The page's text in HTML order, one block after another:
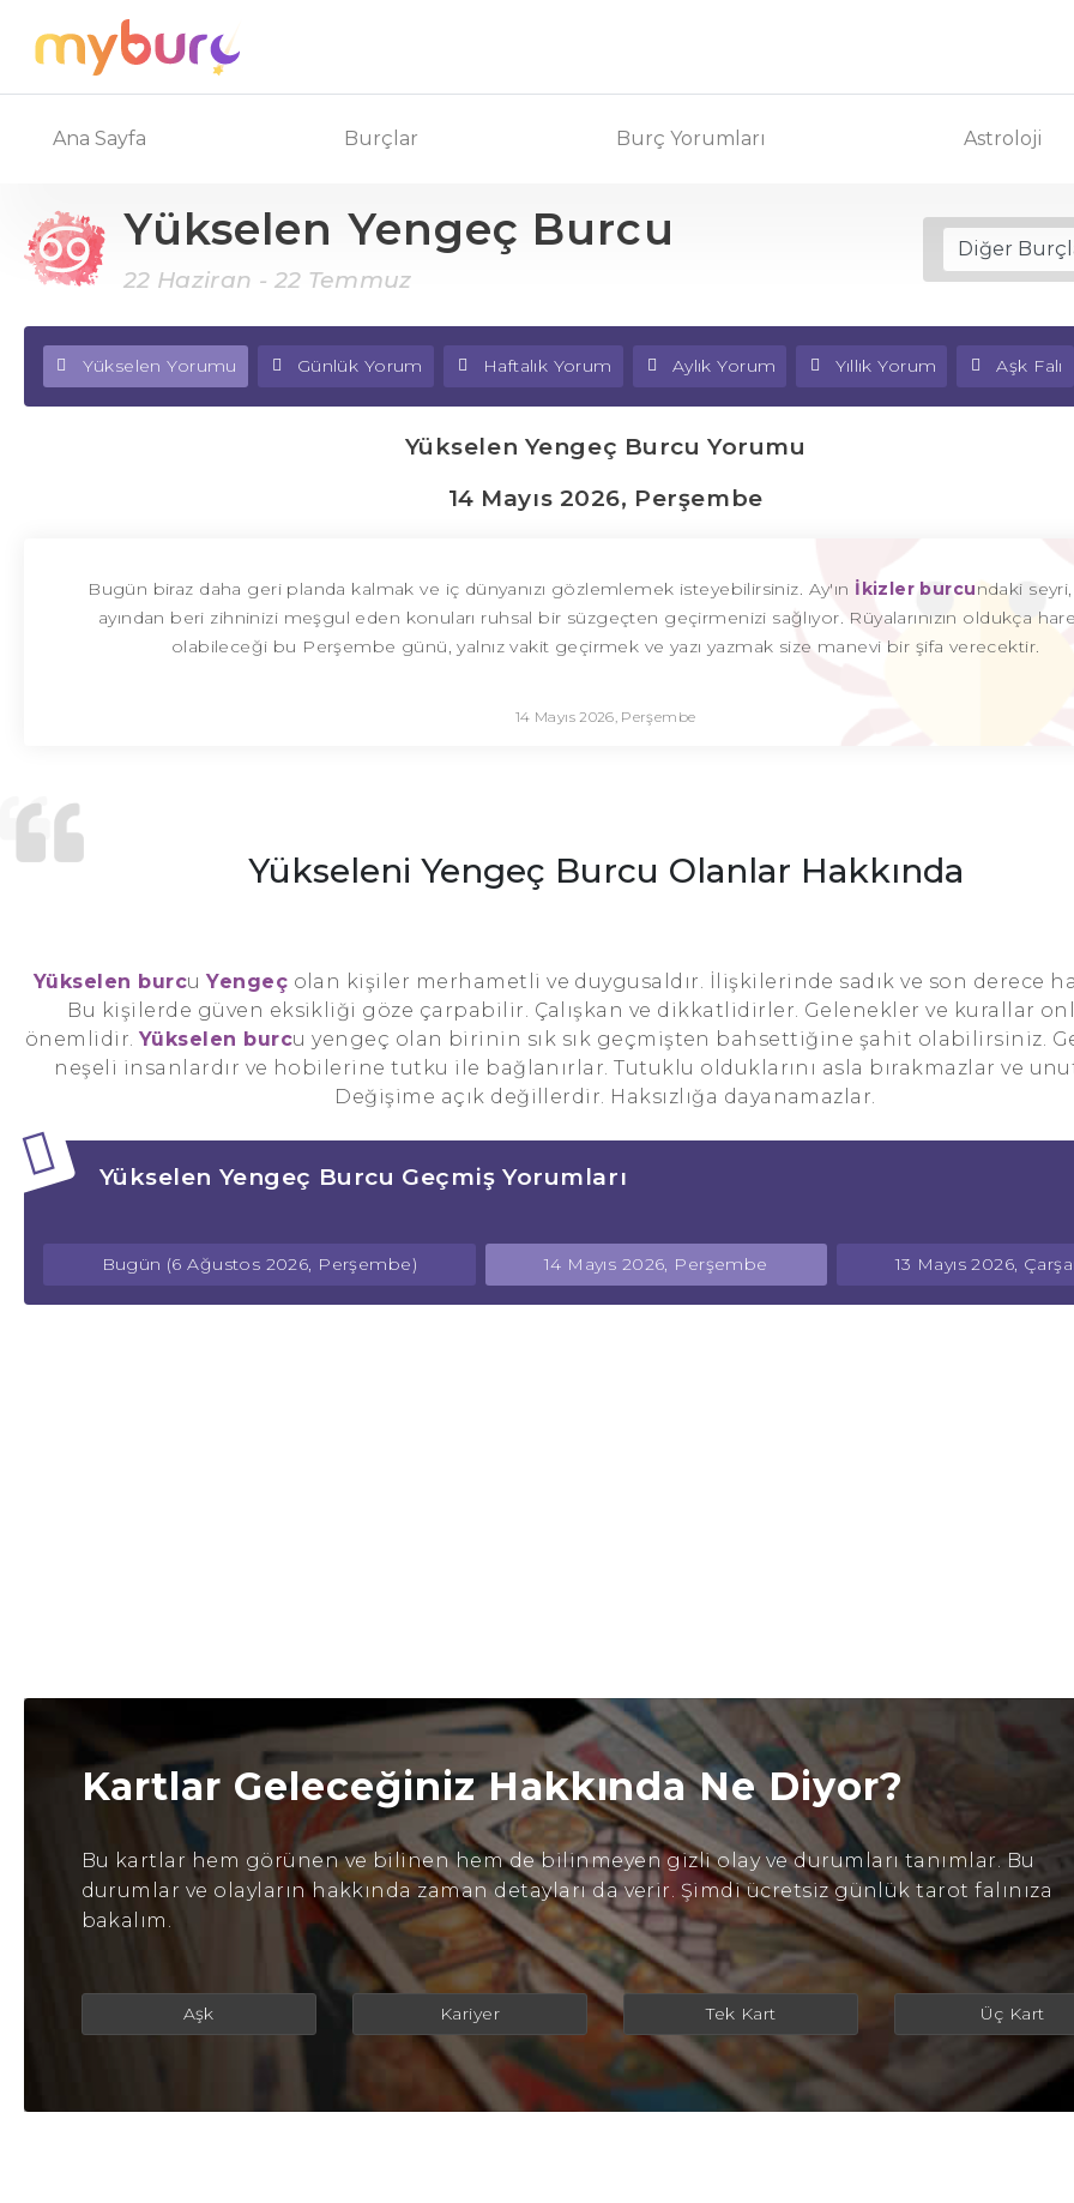
Ana Sayfa Burçlar Burç Yorumları Astroloji
Yükselen Yengeç Burcu
22 Haziran - 22 Temmuz
Yükselen Yorumu Günlük Yorum Haftalık Yorum Aylık Yorum Yıllık Yorum Aşk Falı
Yükselen Yengeç Burcu Yorumu
14 Mayıs 2026, Perşembe
Bugün biraz daha geri planda kalmak ve iç dünyanızı gözlemlemek isteyebilirsiniz. Ay'ın İkizler burcundaki
ayından beri zihninizi meşgul eden konuları ruhsal bir süzgeçten geçirmenizi sağlıyor. Rüyalarınızın oldukça
olabileceği bu Perşembe günü, yalnız vakit geçirmek ve yazı yazmak size manevi bir şifa verecektir.
14 Mayıs 2026, Perşembe
Yükseleni Yengeç Burcu Olanlar Hakkında
Yükselen burcuYengeç olan kişiler merhametli ve duygusaldır. İlişkilerinde sadık ve son derece
Bu kişilerde güven eksikliği göze çarpabilir. Çalışkan ve dikkatlidirler. Gelenekler ve kurallar
önemlidir. Yükselen burcu yengeç olan birinin sık sık geçmişten bahsettiğine şahit olabilirsiniz.
neşeli insanlardır ve hobilerine tutku ile bağlanırlar. Tutuklu olduklarını asla bırakmazlar ve
Değişime açık değillerdir. Haksızlığa dayanamazlar.
Yükselen Yengeç Burcu Geçmiş Yorumları
Bugün (6 Ağustos 2026, Perşembe) 14 Mayıs 2026, Perşembe 13 Mayıs 2026,
Kartlar Geleceğiniz Hakkında Ne Diyor?
Bu kartlar hem görünen ve bilinen hem de bilinmeyen gizli olay ve durumları tanımlar. Bu
durumlar ve olayların hakkında zaman detayları da verir. Şimdi ücretsiz günlük tarot falınıza
bakalım.
Aşk Kariyer Tek Kart Üç Kart